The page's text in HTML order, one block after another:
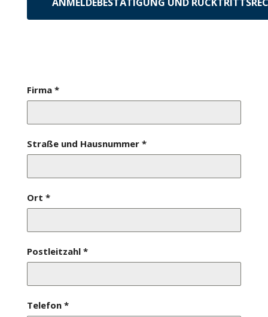
Preis pro Teilnehmer: 500,00 € +
MwSt.
Firma *
Straße und Hausnummer *
Ort *
Postleitzahl *
Telefon *